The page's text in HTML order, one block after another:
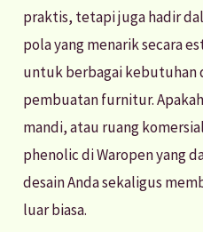
praktis, tetapi juga hadir
pola yang menarik secara
untuk berbagai kebutuhan
pembuatan furnitur.
mandi, atau ruang
phenolic di Waropen yang
desain Anda sekaligus
luar biasa.